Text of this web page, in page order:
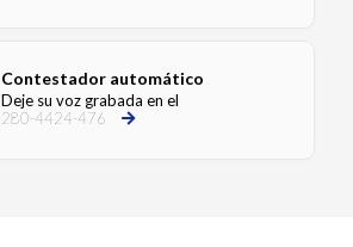
Contestador automático
Deje su voz grabada en el
280-4424-476